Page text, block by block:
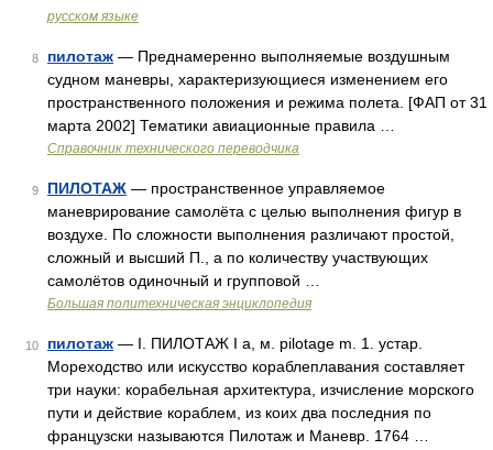
русском языке
8 пилотаж — Преднамеренно выполняемые воздушным
судном маневры, характеризующиеся изменением его
пространственного положения и режима полета. [ФАП от 31
марта 2002] Тематики авиационные правила …
Справочник технического переводчика
9 ПИЛОТАЖ — пространственное управляемое
маневрирование самолёта с целью выполнения фигур в
воздухе. По сложности выполнения различают простой,
сложный и высший П., а по количеству участвующих
самолётов одиночный и групповой …
Большая политехническая энциклопедия
10 пилотаж — I. ПИЛОТАЖ I а, м. pilotage m. 1. устар.
Мореходство или искусство кораблеплавания составляет
три науки: корабельная архитектура, изчисление морского
пути и действие кораблем, из коих два последния по
французски называются Пилотаж и Маневр. 1764 …